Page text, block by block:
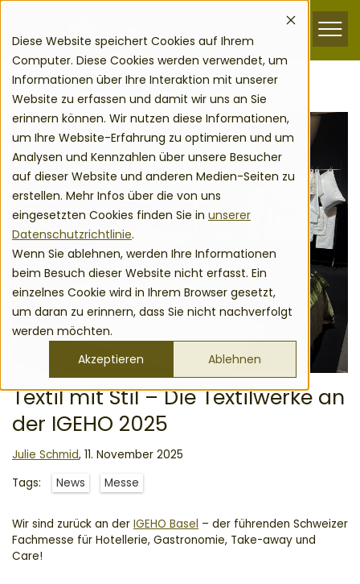
Diese Website speichert Cookies auf Ihrem
Computer. Diese Cookies werden verwendet, um
Informationen über Ihre Interaktion mit unserer
Website zu erfassen und damit wir uns an Sie
erinnern können. Wir nutzen diese Informationen,
um Ihre Website-Erfahrung zu optimieren und um
Analysen und Kennzahlen über unsere Besucher
auf dieser Website und anderen Medien-Seiten zu
erstellen. Mehr Infos über die von uns
eingesetzten Cookies finden Sie in unserer
Datenschutzrichtlinie.
Wenn Sie ablehnen, werden Ihre Informationen
beim Besuch dieser Website nicht erfasst. Ein
einzelnes Cookie wird in Ihrem Browser gesetzt,
um daran zu erinnern, dass Sie nicht nachverfolgt
werden möchten.
Akzeptieren
Ablehnen
Menu
Zurück zur Übersicht
Textil mit Stil – Die Textilwerke an
der IGEHO 2025
Julie Schmid, 11. November 2025
Tags:
News Messe
Wir sind zurück an der IGEHO Basel – der führenden Schweizer
Fachmesse für Hotellerie, Gastronomie, Take-away und
Care!